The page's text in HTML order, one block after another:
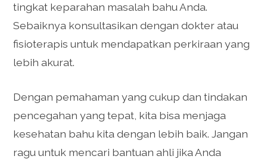
tingkat keparahan masalah bahu Anda.
Sebaiknya konsultasikan dengan dokter atau
fisioterapis untuk mendapatkan perkiraan yang
lebih akurat.
Dengan pemahaman yang cukup dan tindakan
pencegahan yang tepat, kita bisa menjaga
kesehatan bahu kita dengan lebih baik. Jangan
ragu untuk mencari bantuan ahli jika Anda